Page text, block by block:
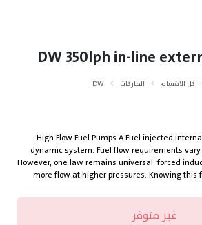
DW 350lph in-line
كل الاقسام الماركات DW
High Flow Fuel Pumps A Fuel injected
dynamic system. Fuel flow requirements
However, one law remains universal: forced
more flow at higher pressures. Knowing this
غير متوفر